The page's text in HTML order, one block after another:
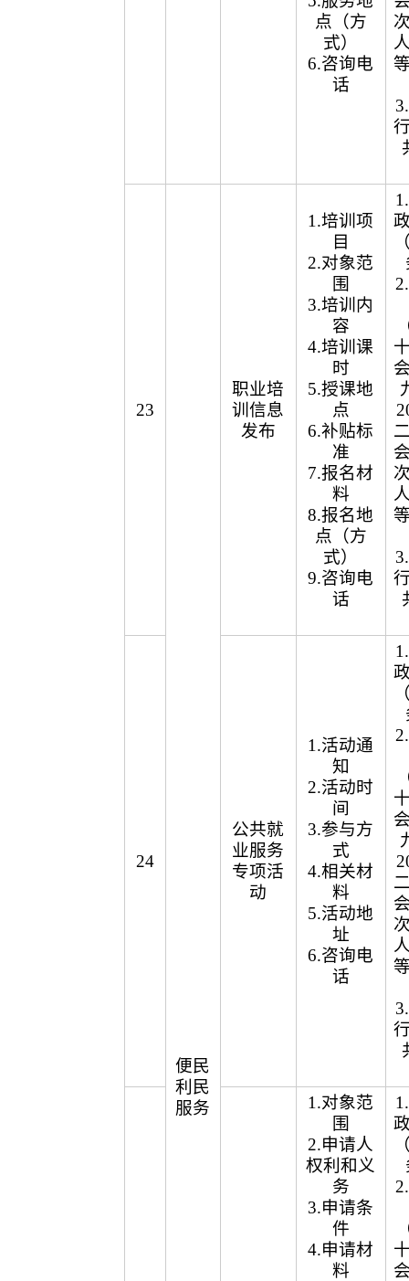
点（方
式）
6.咨询电
话
23
便民
利民
服务
职业培
训信息
发布
1.培训项
目
2.对象范
围
3.培训内
容
4.培训课
时
5.授课地
点
6.补贴标
准
7.报名材
料
8.报名地
点（方
式）
9.咨询电
话
24
公共就
业服务
专项活
动
1.活动通
知
2.活动时
间
3.参与方
式
4.相关材
料
5.活动地
址
6.咨询电
话
1.对象范
围
2.申请人
权利和义
务
3.申请条
件
4.申请材
料